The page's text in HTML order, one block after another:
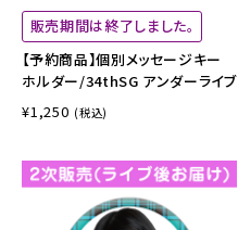
販売期間は終了しました。
【予約商品】個別メッセージキー
ホルダー/34thSG アンダーライブ
¥1,250 (税込)